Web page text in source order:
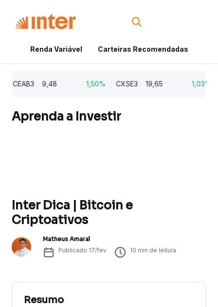
Renda Variável Carteiras Recomendadas
CEAB3 9,48 1,50% CXSE3 19,65 1,03%
Aprenda a Investir
Inter Dica | Bitcoin e
Criptoativos
Matheus Amaral
Publicado 17/fev 10 min de leitura
Resumo